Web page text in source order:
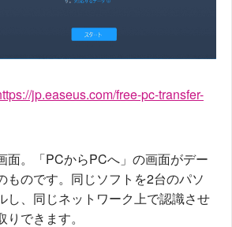
jp.easeus.com/free-pc-transfer-
面。「PCからPCへ」の画面がデー
ものです。同じソフトを2台のパソ
し、同じネットワーク上で認識させ
できます。